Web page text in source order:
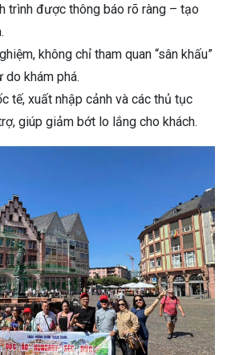
trình được thông báo rõ ràng – tạo
không chỉ tham quan “sân khấu”
do khám phá.
tế, xuất nhập cảnh và các thủ tục
giúp giảm bớt lo lắng cho khách.